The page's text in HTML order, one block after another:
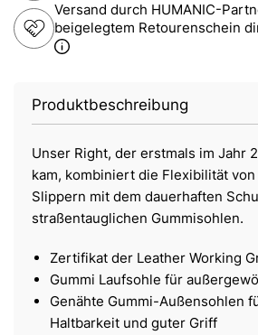
Versand durch HUMANIC-
beigelegtem Retourenschein
Produktbeschreibung
Unser Right, der erstmals im Jahr
kam, kombiniert die Flexibilität
Slippern mit dem dauerhaften
straßentauglichen Gummisohlen.
Zertifikat der Leather Working
Gummi Laufsohle für
Genähte Gummi-Außensohlen
Haltbarkeit und guter Griff